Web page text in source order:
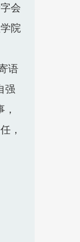
会
院
语
强
，